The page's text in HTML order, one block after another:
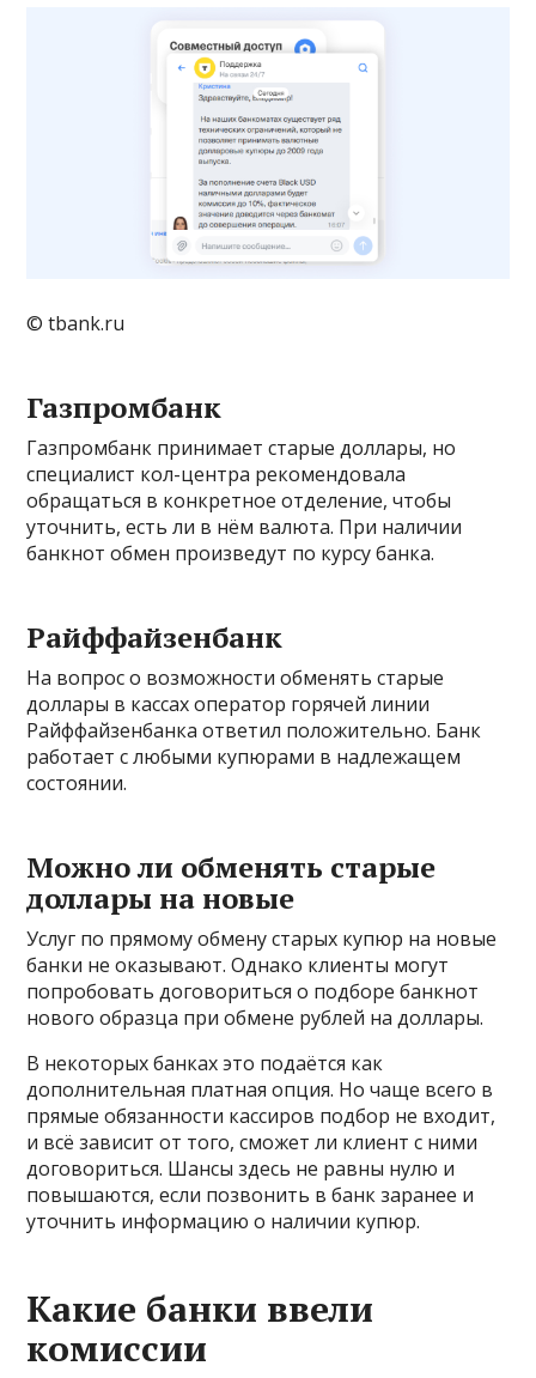
© tbank.ru
Газпромбанк
Газпромбанк принимает старые доллары, но
специалист кол-центра рекомендовала
обращаться в конкретное отделение, чтобы
уточнить, есть ли в нём валюта. При наличии
банкнот обмен произведут по курсу банка.
Райффайзенбанк
На вопрос о возможности обменять старые
доллары в кассах оператор горячей линии
Райффайзенбанка ответил положительно. Банк
работает с любыми купюрами в надлежащем
состоянии.
Можно ли обменять старые
доллары на новые
Услуг по прямому обмену старых купюр на новые
банки не оказывают. Однако клиенты могут
попробовать договориться о подборе банкнот
нового образца при обмене рублей на доллары.
В некоторых банках это подаётся как
дополнительная платная опция. Но чаще всего в
прямые обязанности кассиров подбор не входит,
и всё зависит от того, сможет ли клиент с ними
договориться. Шансы здесь не равны нулю и
повышаются, если позвонить в банк заранее и
уточнить информацию о наличии купюр.
Какие банки ввели
комиссии